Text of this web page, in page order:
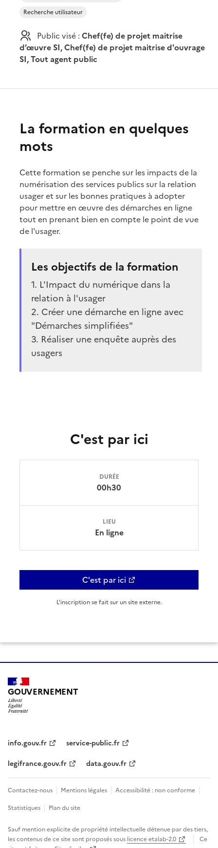
Recherche utilisateur
Public visé : Chef(fe) de projet maitrise
d’œuvre SI, Chef(fe) de projet maitrise d'ouvrage
SI, Tout agent public
La formation en quelques
mots
Cette formation se penche sur les impacts de la
numérisation des services publics sur la relation
usager et sur les bonnes pratiques à adopter
pour mettre en œuvre des démarches en ligne
tout en prenant bien en compte le point de vue
de l'usager.
Les objectifs de la formation
1. L'Impact du numérique dans la
relation à l'usager
2. Créer une démarche en ligne avec
"Démarches simplifiées"
3. Réaliser une enquête auprès des
usagers
C'est par ici
DURÉE
00h30
LIEU
En ligne
C'est par ici
L'inscription se fait sur un site externe.
GOUVERNEMENT
info.gouv.fr
service-public.fr
legifrance.gouv.fr
data.gouv.fr
Contactez-nous Mentions légales
Accessibilité : non conforme
Statistiques
Plan du site
Sauf mention explicite de propriété intellectuelle détenue par des tiers,
les contenus de ce site sont proposés sous licence etalab-2.0
Ce